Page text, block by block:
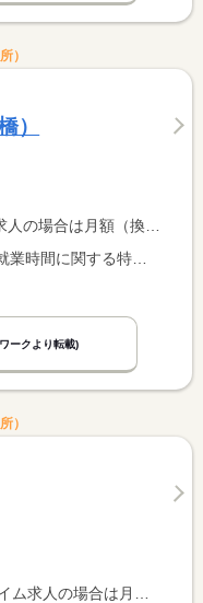
）
）
求人の場合は時間額を表示しています。
ークより転載)
）
人の場合は時間額を表示しています。